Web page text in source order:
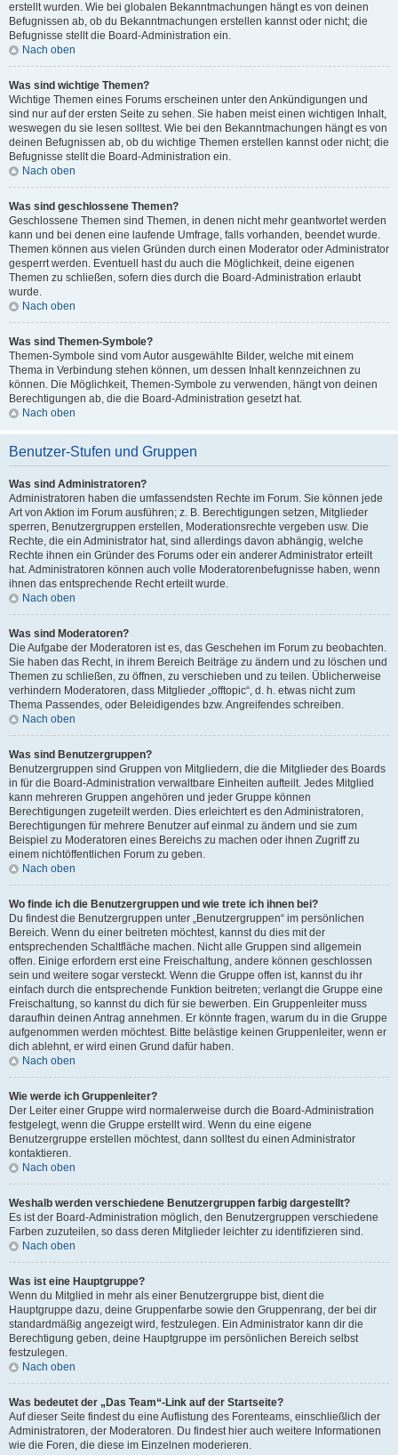
erstellt wurden. Wie bei globalen Bekanntmachungen hängt es von deinen
Befugnissen ab, ob du Bekanntmachungen erstellen kannst oder nicht; die
Befugnisse stellt die Board-Administration ein.
Nach oben
Was sind wichtige Themen?
Wichtige Themen eines Forums erscheinen unter den Ankündigungen und
sind nur auf der ersten Seite zu sehen. Sie haben meist einen wichtigen Inhalt,
weswegen du sie lesen solltest. Wie bei den Bekanntmachungen hängt es von
deinen Befugnissen ab, ob du wichtige Themen erstellen kannst oder nicht; die
Befugnisse stellt die Board-Administration ein.
Nach oben
Was sind geschlossene Themen?
Geschlossene Themen sind Themen, in denen nicht mehr geantwortet werden
kann und bei denen eine laufende Umfrage, falls vorhanden, beendet wurde.
Themen können aus vielen Gründen durch einen Moderator oder Administrator
gesperrt werden. Eventuell hast du auch die Möglichkeit, deine eigenen
Themen zu schließen, sofern dies durch die Board-Administration erlaubt
wurde.
Nach oben
Was sind Themen-Symbole?
Themen-Symbole sind vom Autor ausgewählte Bilder, welche mit einem
Thema in Verbindung stehen können, um dessen Inhalt kennzeichnen zu
können. Die Möglichkeit, Themen-Symbole zu verwenden, hängt von deinen
Berechtigungen ab, die die Board-Administration gesetzt hat.
Nach oben
Benutzer-Stufen und Gruppen
Was sind Administratoren?
Administratoren haben die umfassendsten Rechte im Forum. Sie können jede
Art von Aktion im Forum ausführen; z. B. Berechtigungen setzen, Mitglieder
sperren, Benutzergruppen erstellen, Moderationsrechte vergeben usw. Die
Rechte, die ein Administrator hat, sind allerdings davon abhängig, welche
Rechte ihnen ein Gründer des Forums oder ein anderer Administrator erteilt
hat. Administratoren können auch volle Moderatorenbefugnisse haben, wenn
ihnen das entsprechende Recht erteilt wurde.
Nach oben
Was sind Moderatoren?
Die Aufgabe der Moderatoren ist es, das Geschehen im Forum zu beobachten.
Sie haben das Recht, in ihrem Bereich Beiträge zu ändern und zu löschen und
Themen zu schließen, zu öffnen, zu verschieben und zu teilen. Üblicherweise
verhindern Moderatoren, dass Mitglieder „offtopic“, d. h. etwas nicht zum
Thema Passendes, oder Beleidigendes bzw. Angreifendes schreiben.
Nach oben
Was sind Benutzergruppen?
Benutzergruppen sind Gruppen von Mitgliedern, die die Mitglieder des Boards
in für die Board-Administration verwaltbare Einheiten aufteilt. Jedes Mitglied
kann mehreren Gruppen angehören und jeder Gruppe können
Berechtigungen zugeteilt werden. Dies erleichtert es den Administratoren,
Berechtigungen für mehrere Benutzer auf einmal zu ändern und sie zum
Beispiel zu Moderatoren eines Bereichs zu machen oder ihnen Zugriff zu
einem nichtöffentlichen Forum zu geben.
Nach oben
Wo finde ich die Benutzergruppen und wie trete ich ihnen bei?
Du findest die Benutzergruppen unter „Benutzergruppen“ im persönlichen
Bereich. Wenn du einer beitreten möchtest, kannst du dies mit der
entsprechenden Schaltfläche machen. Nicht alle Gruppen sind allgemein
offen. Einige erfordern erst eine Freischaltung, andere können geschlossen
sein und weitere sogar versteckt. Wenn die Gruppe offen ist, kannst du ihr
einfach durch die entsprechende Funktion beitreten; verlangt die Gruppe eine
Freischaltung, so kannst du dich für sie bewerben. Ein Gruppenleiter muss
daraufhin deinen Antrag annehmen. Er könnte fragen, warum du in die Gruppe
aufgenommen werden möchtest. Bitte belästige keinen Gruppenleiter, wenn er
dich ablehnt, er wird einen Grund dafür haben.
Nach oben
Wie werde ich Gruppenleiter?
Der Leiter einer Gruppe wird normalerweise durch die Board-Administration
festgelegt, wenn die Gruppe erstellt wird. Wenn du eine eigene
Benutzergruppe erstellen möchtest, dann solltest du einen Administrator
kontaktieren.
Nach oben
Weshalb werden verschiedene Benutzergruppen farbig dargestellt?
Es ist der Board-Administration möglich, den Benutzergruppen verschiedene
Farben zuzuteilen, so dass deren Mitglieder leichter zu identifizieren sind.
Nach oben
Was ist eine Hauptgruppe?
Wenn du Mitglied in mehr als einer Benutzergruppe bist, dient die
Hauptgruppe dazu, deine Gruppenfarbe sowie den Gruppenrang, der bei dir
standardmäßig angezeigt wird, festzulegen. Ein Administrator kann dir die
Berechtigung geben, deine Hauptgruppe im persönlichen Bereich selbst
festzulegen.
Nach oben
Was bedeutet der „Das Team“-Link auf der Startseite?
Auf dieser Seite findest du eine Auflistung des Forenteams, einschließlich der
Administratoren, der Moderatoren. Du findest hier auch weitere Informationen
wie die Foren, die diese im Einzelnen moderieren.